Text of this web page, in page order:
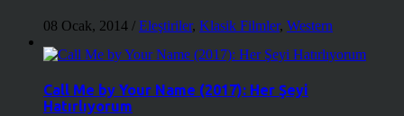
08 Ocak, 2014 / Eleştiriler, Klasik Filmler, Western
Call Me by Your Name (2017): Her Şeyi
Hatırlıyorum